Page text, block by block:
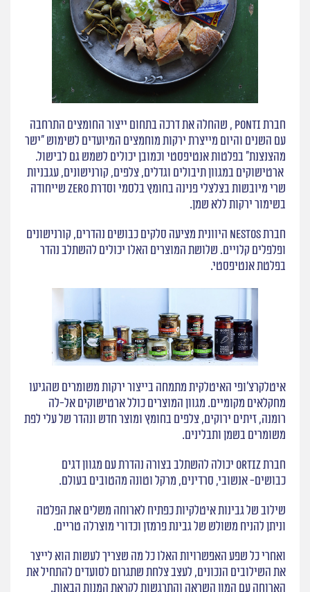
חברת Ponti , שהחלה את דרכה בתחום ייצור החומצים התרחבה
עם השנים והיום מייצרת ירקות מוחמצים המיועדים לשימוש ״ישר
מהצנצנת״ בפלטות אנטיפסטי וכמובן יכולים לשמש גם לבישול.
ארטישוקים במגוון תיבולים וגדלים, צלפים, קורנישונים, עגבניות
שרי מיובשות בצלצלי פנינה בחומץ בלסמי וסדרת Zero שייחודה
בשימור ירקות ללא שמן.
חברת Nestos היוונית מציעה סלקים כבושים נהדרים, קורנישונים
ופלפלים קלויים. שלושת המוצרים האלו יכולים להשתלב נהדר
בפלטת אנטיפסטי.
איטלקרצ׳ופי האיטלקית מתמחה בייצור ירקות משומרים שהגיעו
מחקלאים מקומיים. מגוון המוצרים כולל ארטישוקים אל-לה
רומנה, זיתים ירוקים, צלפים בחומץ ומוצר חדש ונהדר של עלי לפת
משומרים בשמן ותבלינים.
חברת Ortiz יכולה להשתלב בצורה נהדרת עם מגוון דגים
כבושים- אנשובי, סרדינים, מרקל וטונה מהטובים בעולם.
שילוב של גבינות איטלקיות כפתיח לארוחה משלים את הפלטה
וניתן להניח משולש של גבינת פרמזן וכדורי מוצרלה טריים.
ואחרי כל שפע האפשרויות האלו כל מה שצריך לעשות הוא לייצר
את השילובים הנכונים, לעצב צלחת שתגרום לסועדים להתחיל את
הארוחה עם המון השראה והתרגשות לקראת המנות הבאות.